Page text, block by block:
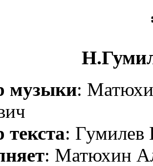
музыки:
текста: Гумилев
: Матюхин